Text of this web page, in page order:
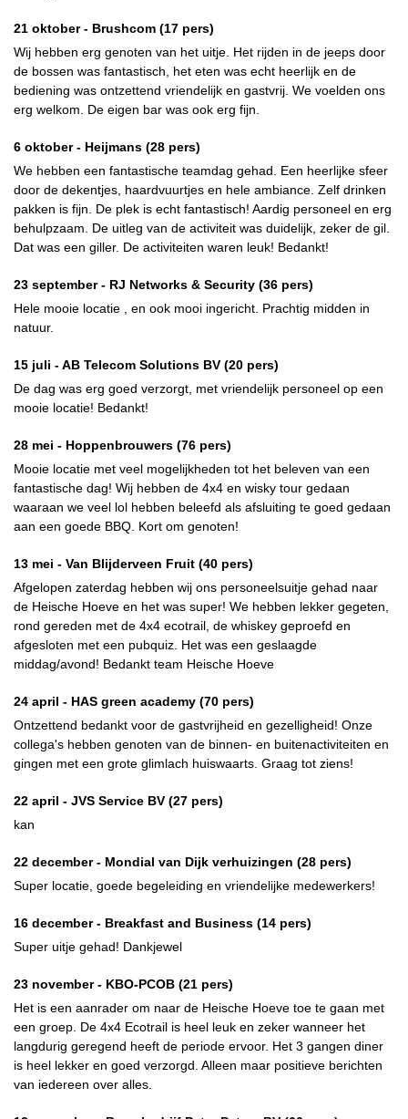
21 oktober - Brushcom (17 pers)
Wij hebben erg genoten van het uitje. Het rijden in de jeeps door
de bossen was fantastisch, het eten was echt heerlijk en de
bediening was ontzettend vriendelijk en gastvrij. We voelden ons
erg welkom. De eigen bar was ook erg fijn.
6 oktober - Heijmans (28 pers)
We hebben een fantastische teamdag gehad. Een heerlijke sfeer
door de dekentjes, haardvuurtjes en hele ambiance. Zelf drinken
pakken is fijn. De plek is echt fantastisch! Aardig personeel en erg
behulpzaam. De uitleg van de activiteit was duidelijk, zeker de gil.
Dat was een giller. De activiteiten waren leuk! Bedankt!
23 september - RJ Networks & Security (36 pers)
Hele mooie locatie , en ook mooi ingericht. Prachtig midden in
natuur.
15 juli -AB Telecom Solutions BV (20 pers)
De dag was erg goed verzorgt, met vriendelijk personeel op een
mooie locatie! Bedankt!
28 mei - Hoppenbrouwers (76 pers)
Mooie locatie met veel mogelijkheden tot het beleven van een
fantastische dag! Wij hebben de 4x4 en wisky tour gedaan
waaraan we veel lol hebben beleefd als afsluiting te goed gedaan
aan een goede BBQ. Kort om genoten!
13 mei - Van Blijderveen Fruit (40 pers)
Afgelopen zaterdag hebben wij ons personeelsuitje gehad naar
de Heische Hoeve en het was super! We hebben lekker gegeten,
rond gereden met de 4x4 ecotrail, de whiskey geproefd en
afgesloten met een pubquiz. Het was een geslaagde
middag/avond! Bedankt team Heische Hoeve
24 april - HAS green academy (70 pers)
Ontzettend bedankt voor de gastvrijheid en gezelligheid! Onze
collega's hebben genoten van de binnen- en buitenactiviteiten en
gingen met een grote glimlach huiswaarts. Graag tot ziens!
22 april - JVS Service BV (27 pers)
kan
22 december - Mondial van Dijk verhuizingen (28 pers)
Super locatie, goede begeleiding en vriendelijke medewerkers!
16 december - Breakfast and Business (14 pers)
Super uitje gehad! Dankjewel
23 november - KBO-PCOB (21 pers)
Het is een aanrader om naar de Heische Hoeve toe te gaan met
een groep. De 4x4 Ecotrail is heel leuk en zeker wanneer het
langdurig geregend heeft de periode ervoor. Het 3 gangen diner
is heel lekker en goed verzorgd. Alleen maar positieve berichten
van iedereen over alles.